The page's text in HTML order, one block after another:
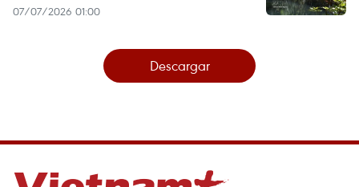
07/07/2026 01:00
Descargar